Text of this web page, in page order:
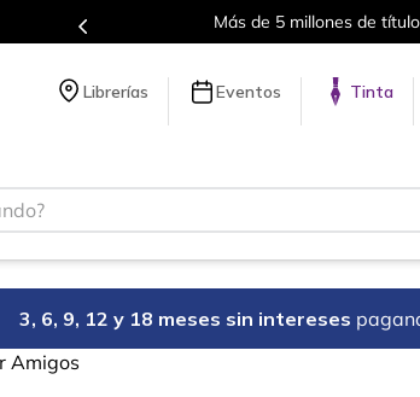
Más de 5 millones de títulos en
Librerías Eventos Tinta
3, 6, 9, 12 y 18 meses sin intereses
Amigos